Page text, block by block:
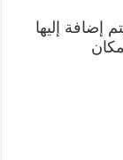
إضافة إليها